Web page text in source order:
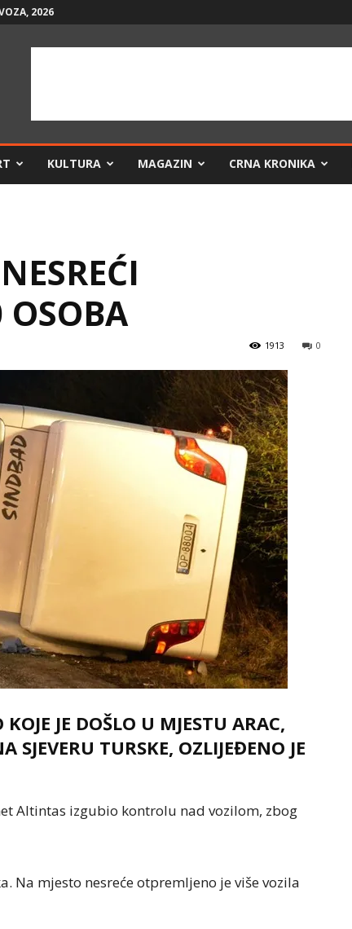
2026
KULTURA MAGAZIN CRNA KRONIKA
0
1913
JE DOŠLO U MJESTU ARAC,
SJEVERU TURSKE, OZLIJEĐENO JE
Altintas izgubio kontrolu nad vozilom, zbog
Na mjesto nesreće otpremljeno je više vozila